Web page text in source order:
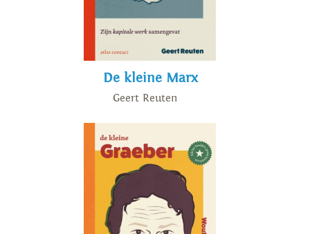
De kleine Marx
Geert Reuten